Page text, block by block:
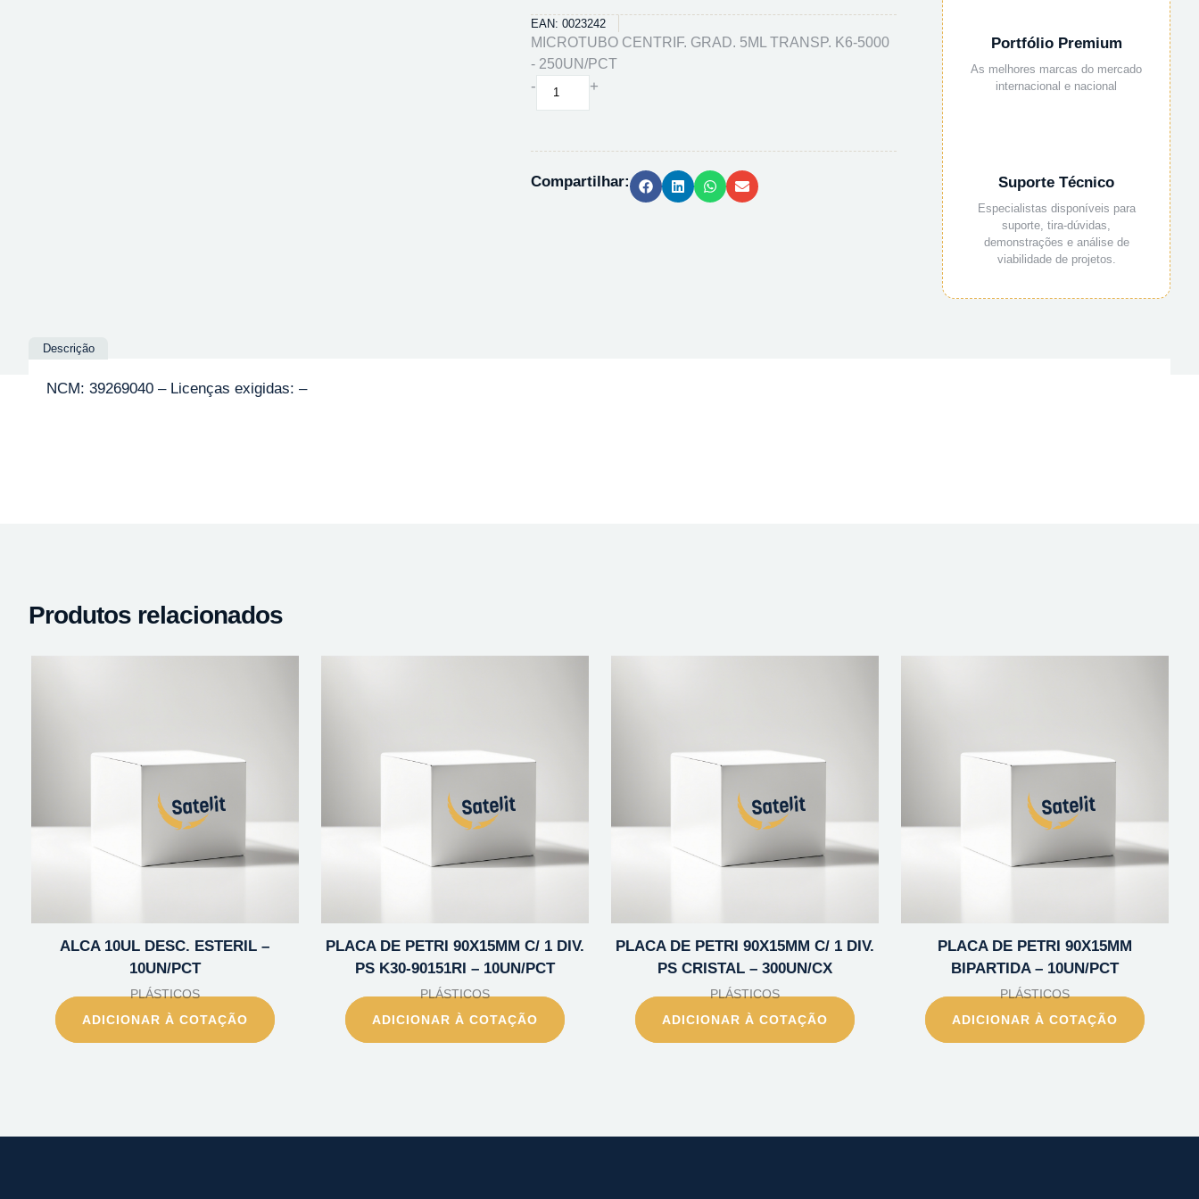
EAN: 0023242
MICROTUBO CENTRIF. GRAD. 5ML TRANSP. K6-5000
- 250UN/PCT
-
MICROTUBO
CENTRIF.
5ML
TRANSP.
+
Compartilhar:
Portfólio Premium
As melhores marcas do mercado
internacional e nacional
Suporte Técnico
Especialistas disponíveis para
suporte, tira-dúvidas,
demonstrações e análise de
viabilidade de projetos.
Descrição
NCM: 39269040 – Licenças exigidas: –
Produtos relacionados
ALCA 10UL DESC. ESTERIL –
10UN/PCT
PLÁSTICOS
ADICIONAR À COTAÇÃO
PLACA DE PETRI 90X15MM C/ 1 DIV.
PS K30-90151RI – 10UN/PCT
PLÁSTICOS
ADICIONAR À COTAÇÃO
PLACA DE PETRI 90X15MM C/ 1 DIV.
PS CRISTAL – 300UN/CX
PLÁSTICOS
ADICIONAR À COTAÇÃO
PLACA DE PETRI 90X15MM
BIPARTIDA – 10UN/PCT
PLÁSTICOS
ADICIONAR À COTAÇÃO